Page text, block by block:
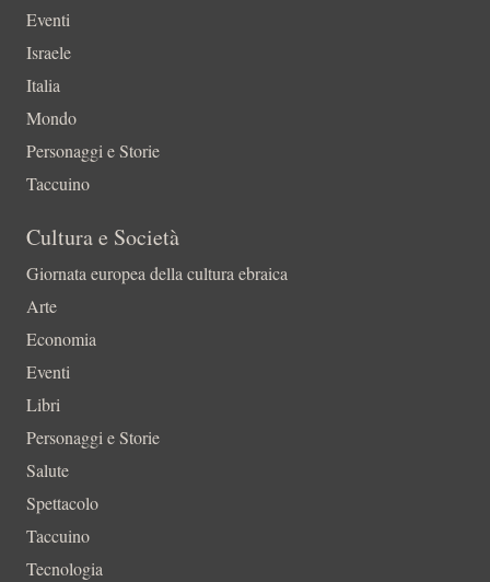
Eventi
Israele
Italia
Mondo
Personaggi e Storie
Taccuino
Cultura e Società
Giornata europea della cultura ebraica
Arte
Economia
Eventi
Libri
Personaggi e Storie
Salute
Spettacolo
Taccuino
Tecnologia